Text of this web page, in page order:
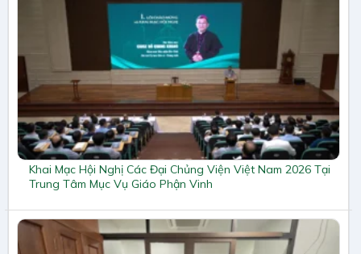
Khai Mạc Hội Nghị Các Đại Chủng Viện Việt Nam 2026 Tại
Trung Tâm Mục Vụ Giáo Phận Vinh